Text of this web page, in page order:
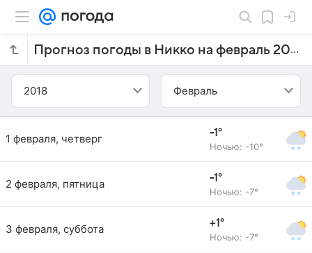
Прогноз погоды в Никко на февраль 2018 года
2018 Февраль
1 февраля, четверг -1°
Ночью: -10°
2 февраля, пятница -1°
Ночью: -7°
3 февраля, суббота +1°
Ночью: -7°